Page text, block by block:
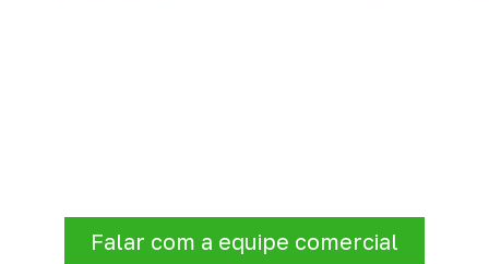
Falar com a equipe comercial